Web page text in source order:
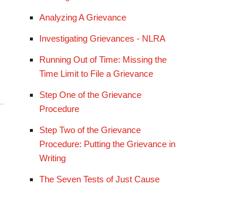
Analyzing A Grievance
Investigating Grievances - NLRA
Running Out of Time: Missing the
Time Limit to File a Grievance
Step One of the Grievance
Procedure
Step Two of the Grievance
Procedure: Putting the Grievance in
Writing
The Seven Tests of Just Cause